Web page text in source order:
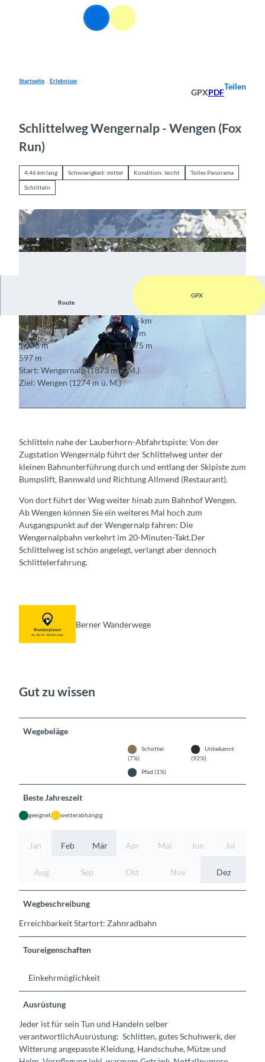
Suche Menü
Startseite Erlebnisse
GPXPDF
Teilen
Schlittelweg Wengernalp - Wengen (Fox
Run)
4,46 km lang Schwierigkeit: mittel Kondition: leicht Tolles Panorama
Schlitteln
© Berner Wanderwege ,wengen.ch/de/winter/product/
Route
GPX
1:20 h
4,46 km
3 m
600 m
1.278 m
1.875 m
597 m
Start: Wengernalp (1873 m ü. M.)
Ziel: Wengen (1274 m ü. M.)
Schlitteln nahe der Lauberhorn-Abfahrtspiste: Von der
Zugstation Wengernalp führt der Schlittelweg unter der
kleinen Bahnunterführung durch und entlang der Skipiste zum
Bumpslift, Bannwald und Richtung Allmend (Restaurant).
Von dort führt der Weg weiter hinab zum Bahnhof Wengen.
Ab Wengen können Sie ein weiteres Mal hoch zum
Ausgangspunkt auf der Wengernalp fahren: Die
Wengernalpbahn verkehrt im 20-Minuten-Takt.Der
Schlittelweg ist schön angelegt, verlangt aber dennoch
Schlittelerfahrung.
Berner Wanderwege
Gut zu wissen
Wegebeläge
Schotter
(7%)
Unbekannt
(92%)
Pfad (1%)
Beste Jahreszeit
geeignet wetterabhängig
Jan Feb Mär Apr Mai Jun Jul
Aug Sep Okt Nov Dez
Wegbeschreibung
Erreichbarkeit Startort: Zahnradbahn
Toureigenschaften
Einkehrmöglichkeit
Ausrüstung
Jeder ist für sein Tun und Handeln selber
verantwortlichAusrüstung: Schlitten, gutes Schuhwerk, der
Witterung angepasste Kleidung, Handschuhe, Mütze und